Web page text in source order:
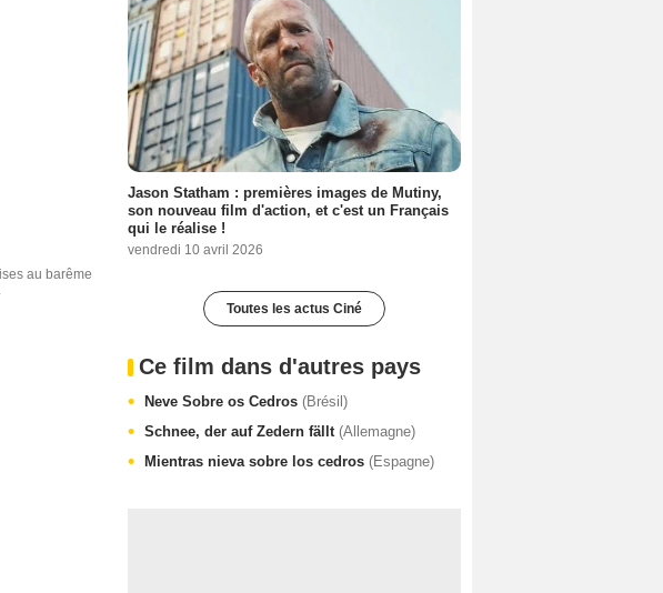
au barême
Jason Statham : premières images de Mutiny,
son nouveau film d'action, et c'est un Français
qui le réalise !
vendredi 10 avril 2026
Toutes les actus Ciné
Ce film dans d'autres pays
Neve Sobre os Cedros (Brésil)
Schnee, der auf Zedern fällt (Allemagne)
Mientras nieva sobre los cedros (Espagne)